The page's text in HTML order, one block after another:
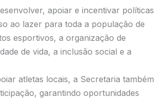
apoiar e incentivar políticas
ao lazer para toda a população de
esportivos, a organização de
de vida, a inclusão social e a
atletas locais, a Secretaria também
garantindo oportunidades